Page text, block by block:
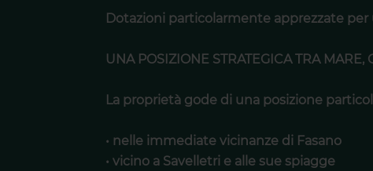
Dotazioni particolarmente apprezzate
UNA POSIZIONE STRATEGICA TRA MARE,
La proprietà gode di una posizione
• nelle immediate vicinanze di Fasano
• vicino a Savelletri e alle sue spiagge